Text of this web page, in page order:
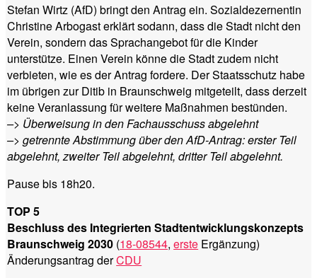
Stefan Wirtz (AfD) bringt den Antrag ein. Sozialdezernentin
Christine Arbogast erklärt sodann, dass die Stadt nicht den
Verein, sondern das Sprachangebot für die Kinder
unterstütze. Einen Verein könne die Stadt zudem nicht
verbieten, wie es der Antrag fordere. Der Staatsschutz habe
im übrigen zur Ditib in Braunschweig mitgeteilt, dass derzeit
keine Veranlassung für weitere Maßnahmen bestünden.
–> Überweisung in den Fachausschuss abgelehnt
–> getrennte Abstimmung über den AfD-Antrag: erster Teil
abgelehnt, zweiter Teil abgelehnt, dritter Teil abgelehnt.
Pause bis 18h20.
TOP 5
Beschluss des Integrierten Stadtentwicklungskonzepts
Braunschweig 2030 (18-08544,erste Ergänzung)
Änderungsantrag derCDU